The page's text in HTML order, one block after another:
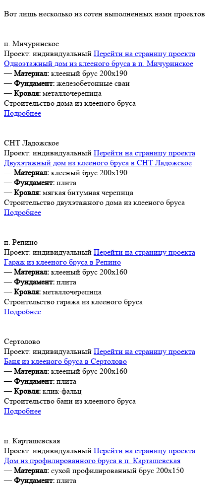
Вот лишь несколько из сотен выполненных нами проектов
п. Мичуринское
Проект: индивидуальный Перейти на страницу проекта
Одноэтажный дом из клееного бруса в п. Мичуринское
—Материал: клееный брус 200х190
—Фундамент: железобетонные сваи
—Кровля: металлочерепица
Строительство дома из клееного бруса
Подробнее
СНТ Ладожское
Проект: индивидуальный Перейти на страницу проекта
Двухэтажный дом из клееного бруса в СНТ Ладожское
—Материал: клееный брус 200х190
—Фундамент: плита
—Кровля: мягкая битумная черепица
Строительство двухэтажного дома из клееного бруса
Подробнее
п. Репино
Проект: индивидуальный Перейти на страницу проекта
Гараж из клееного бруса в Репино
—Материал: клееный брус 200х160
—Фундамент: плита
—Кровля: металлочерепица
Строительство гаража из клееного бруса
Подробнее
Сертолово
Проект: индивидуальный Перейти на страницу проекта
Баня из клееного бруса в Сертолово
—Материал: клееный брус 200х160
—Фундамент: плита
—Кровля: клик-фальц
Строительство бани из клееного бруса
Подробнее
п. Карташевская
Проект: индивидуальный Перейти на страницу проекта
Дом из профилированного бруса в п. Карташевская
—Материал: сухой профилированный брус 200х150
—Фундамент: плита